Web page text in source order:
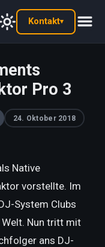
Kontakt▾
Pro 3
24. Oktober 2018
Native
vorstellte. Im
System Clubs
Nun tritt mit
ans DJ-